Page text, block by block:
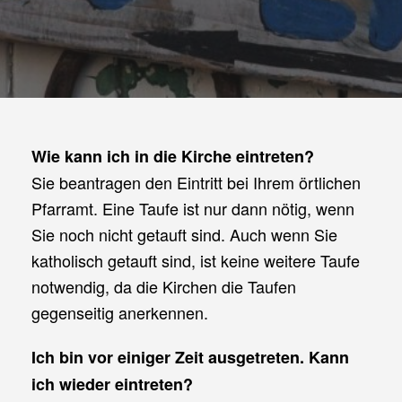
Wie kann ich in die Kirche eintreten?
Sie beantragen den Eintritt bei Ihrem örtlichen
Pfarramt. Eine Taufe ist nur dann nötig, wenn
Sie noch nicht getauft sind. Auch wenn Sie
katholisch getauft sind, ist keine weitere Taufe
notwendig, da die Kirchen die Taufen
gegenseitig anerkennen.
Ich bin vor einiger Zeit ausgetreten. Kann
ich wieder eintreten?